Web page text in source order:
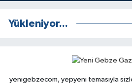
Yükleniyor...
yenigebzecom, yepyeni temasıyla